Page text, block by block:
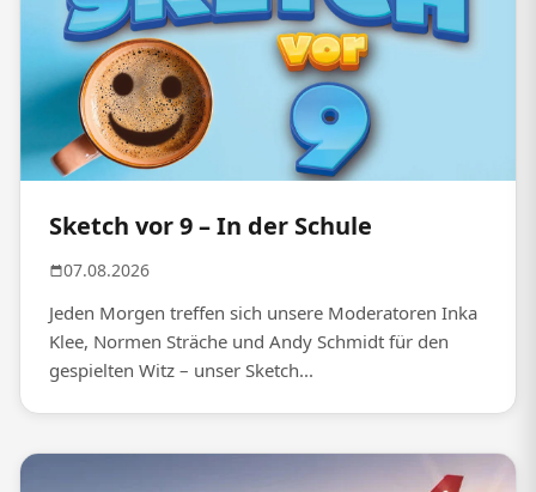
Sketch vor 9 – In der Schule
07.08.2026
Jeden Morgen treffen sich unsere Moderatoren Inka
Klee, Normen Sträche und Andy Schmidt für den
gespielten Witz – unser Sketch...